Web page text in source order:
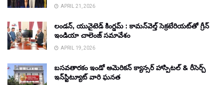
APRIL 21, 2026
లండన్, యునైటెడ్ కింగ్డమ్ : కామన్‌వెల్త్ సెక్రటేరియట్‌తో గ్రీన్
ఇండియా చాలెంజ్ సమావేశం
APRIL 19, 2026
బసవతారకం ఇండో అమెరికన్ క్యాన్సర్ హాస్పిటల్ & రీసెర్చ్
ఇన్‌స్టిట్యూట్ వారి ఘనత